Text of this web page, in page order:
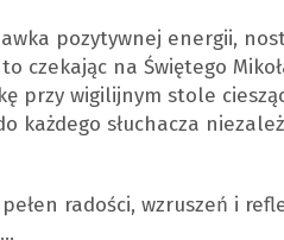
pozytywnej energii,
czekając na Świętego
przy wigilijnym stole
każdego słuchacza
radości, wzruszeń i